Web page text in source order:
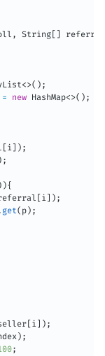
, String
referral
<>( ) ;
= new HashMap<>( ) ;
i ) ;
) ;
) ){
i ) ;
get( p ) ;
i ) ;
) ;
;